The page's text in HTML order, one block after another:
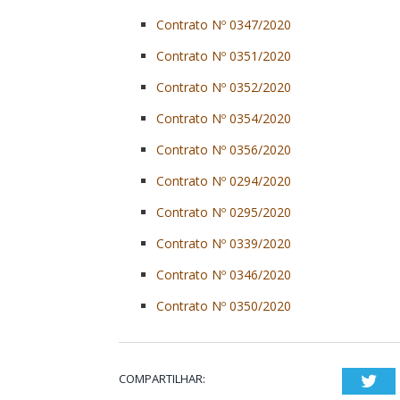
Contrato Nº 0347/2020
Contrato Nº 0351/2020
Contrato Nº 0352/2020
Contrato Nº 0354/2020
Contrato Nº 0356/2020
Contrato Nº 0294/2020
Contrato Nº 0295/2020
Contrato Nº 0339/2020
Contrato Nº 0346/2020
Contrato Nº 0350/2020
COMPARTILHAR: